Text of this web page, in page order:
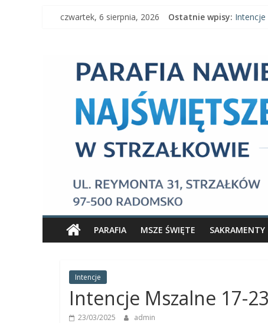
czwartek, 6 sierpnia, 2026 Ostatnie wpisy: Intencje
Parafia
Nawiedzenia
Najświętszej
Maryi
Panny
Parafia
Nawiedzenia
Najświętszej
Strzałkowie
PARAFIA MSZE ŚWIĘTE SAKRAMENTY
Intencje
Intencje Mszalne 17-
23/03/2025 admin